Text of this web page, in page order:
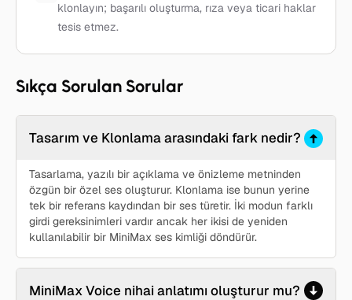
klonlayın; başarılı oluşturma, rıza veya ticari haklar
tesis etmez.
Sıkça Sorulan Sorular
Tasarım ve Klonlama arasındaki fark nedir?
Tasarlama, yazılı bir açıklama ve önizleme metninden
özgün bir özel ses oluşturur. Klonlama ise bunun yerine
tek bir referans kaydından bir ses türetir. İki modun farklı
girdi gereksinimleri vardır ancak her ikisi de yeniden
kullanılabilir bir MiniMax ses kimliği döndürür.
MiniMax Voice nihai anlatımı oluşturur mu?